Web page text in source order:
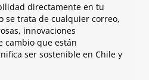
directamente en tu
se trata de cualquier correo,
innovaciones
cambio que están
ser sostenible en Chile y